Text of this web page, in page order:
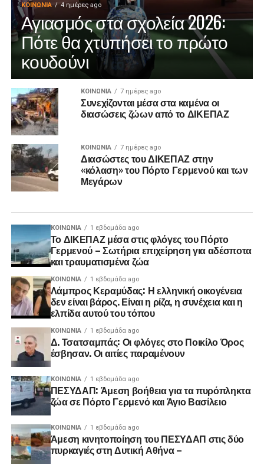
ΚΟΙΝΩΝΊΑ 4 ημέρες ago
Αγιασμός στα σχολεία 2026:
Πότε θα χτυπήσει το πρώτο
κουδούνι
ΚΟΙΝΩΝΊΑ 7 ημέρες ago
Συνεχίζονται μέσα στα καμένα οι
διασώσεις ζώων από το ΔΙΚΕΠΑΖ
ΚΟΙΝΩΝΊΑ 7 ημέρες ago
Διασώστες του ΔΙΚΕΠΑΖ στην
«κόλαση» του Πόρτο Γερμενού και των
Μεγάρων
ΚΟΙΝΩΝΊΑ 1 εβδομάδα ago
Το ΔΙΚΕΠΑΖ μέσα στις φλόγες του Πόρτο
Γερμενού – Σωτήρια επιχείρηση για αδέσποτα
και τραυματισμένα ζώα
ΚΟΙΝΩΝΊΑ 1 εβδομάδα ago
Λάμπρος Κεραμύδας: Η ελληνική οικογένεια
δεν είναι βάρος. Είναι η ρίζα, η συνέχεια και η
ελπίδα αυτού του τόπου
ΚΟΙΝΩΝΊΑ 1 εβδομάδα ago
Δ. Τσατσαμπάς: Οι φλόγες στο Ποικίλο Όρος
έσβησαν. Οι αιτίες παραμένουν
ΚΟΙΝΩΝΊΑ 1 εβδομάδα ago
ΠΕΣΥΔΑΠ: Άμεση βοήθεια για τα πυρόπληκτα
ζώα σε Πόρτο Γερμενό και Άγιο Βασίλειο
ΚΟΙΝΩΝΊΑ 1 εβδομάδα ago
Άμεση κινητοποίηση του ΠΕΣΥΔΑΠ στις δύο
πυρκαγιές στη Δυτική Αθήνα –